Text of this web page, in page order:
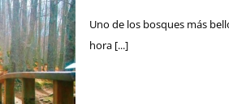
Uno de los bosques más
hora [...]